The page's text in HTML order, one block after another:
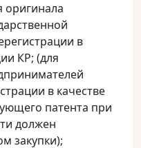
оригинала
в
КР; (для
в качестве
патента при
должен
закупки);